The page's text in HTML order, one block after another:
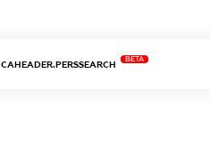
CAHEADER.PERSSEARCH
BETA